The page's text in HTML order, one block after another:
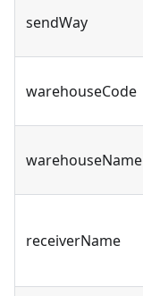
sendWay
warehouseCode
warehouseName
receiverName